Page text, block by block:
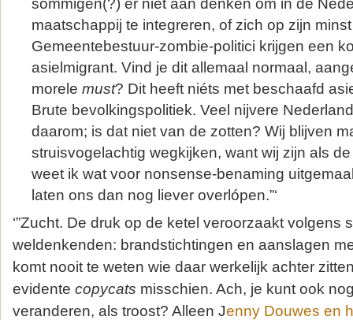
maatschappij te integreren, of zich op zijn
Gemeentebestuur-zombie-politici krijgen een
asielmigrant. Vind je dit allemaal normaal,
morele must? Dit heeft niéts met beschaafd
Brute bevolkingspolitiek. Veel nijvere
daarom; is dat niet van de zotten? Wij blijven
struisvogelachtig wegkijken, want wij zijn als
weet ik wat voor nonsense-benaming
laten ons dan nog liever overlópen.”‘
‘”Zucht. De druk op de ketel veroorzaakt volgens
weldenkenden: brandstichtingen en aanslagen
komt nooit te weten wie daar werkelijk achter
evidente copycats misschien. Ach, je kunt ook
veranderen, als troost? Alleen Jenny Douwes en